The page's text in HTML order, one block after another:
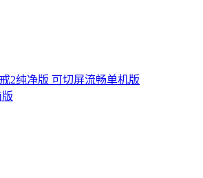
2纯净版 可切屏流畅单机版